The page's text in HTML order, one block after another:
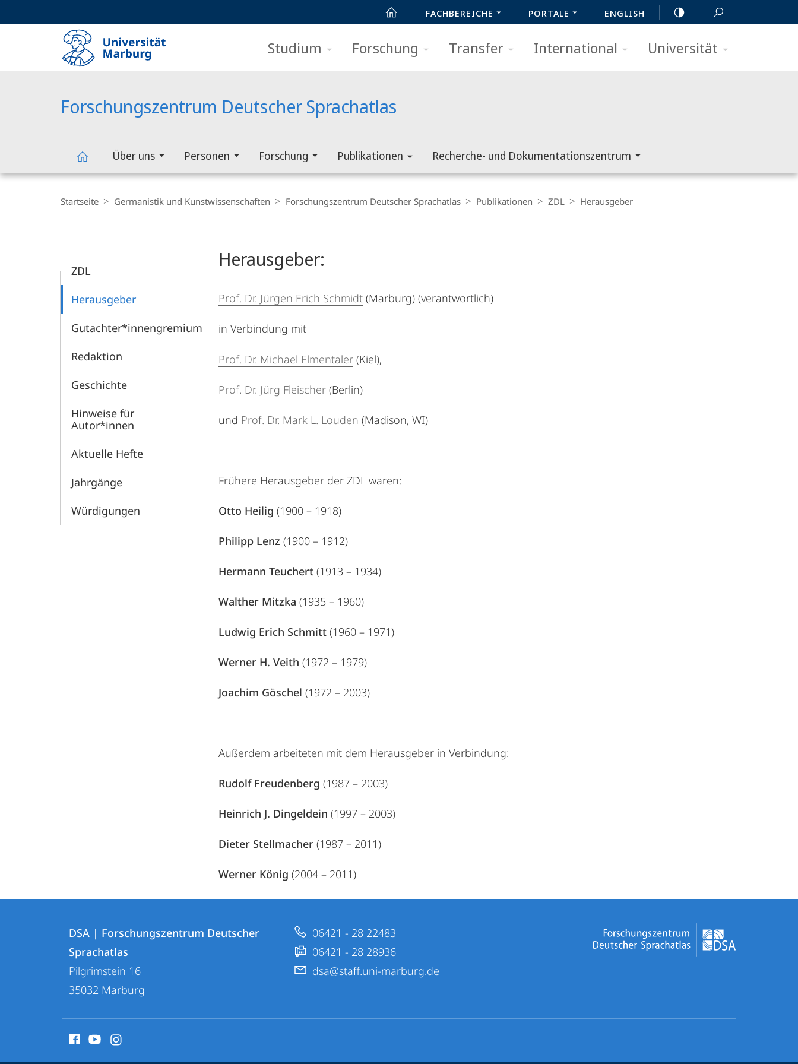
FACHBEREICHE PORTALE ENGLISH
Studium Forschung Transfer International Universität
Forschungszentrum Deutscher Sprachatlas
Über uns Personen Forschung Publikationen Recherche- und Dokumentationszentrum
Navigation
Startseite Germanistik und Kunstwissenschaften Forschungszentrum Deutscher Sprachatlas Publikationen ZDL Herausgeber
ZDL
Herausgeber
Gutachter*innengremium
Redaktion
Geschichte
Hinweise für
Autor*innen
Aktuelle Hefte
Jahrgänge
Würdigungen
Herausgeber:
Prof. Dr. Jürgen Erich Schmidt (Marburg) (verantwortlich)
in Verbindung mit
Prof. Dr. Michael Elmentaler (Kiel),
Prof. Dr. Jürg Fleischer (Berlin)
und Prof. Dr. Mark L. Louden (Madison, WI)
Frühere Herausgeber der ZDL waren:
Otto Heilig (1900 – 1918)
Philipp Lenz (1900 – 1912)
Hermann Teuchert (1913 – 1934)
Walther Mitzka (1935 – 1960)
Ludwig Erich Schmitt (1960 – 1971)
Werner H. Veith (1972 – 1979)
Joachim Göschel (1972 – 2003)
Außerdem arbeiteten mit dem Herausgeber in Verbindung:
Rudolf Freudenberg (1987 – 2003)
Heinrich J. Dingeldein (1997 – 2003)
Dieter Stellmacher (1987 – 2011)
Werner König (2004 – 2011)
Informationen
Kontaktinformationen
DSA
|
Forschungszentrum
Sprachatlas
DSA | Forschungszentrum Deutscher
Sprachatlas
Pilgrimstein 16
35032 Marburg
06421 - 28 22483
06421 - 28 28936
dsa@staff.uni-marburg.de
Media